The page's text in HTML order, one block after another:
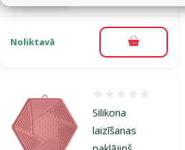
Noliktavā Pievienot
Silikona
laizīšanas